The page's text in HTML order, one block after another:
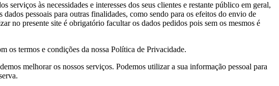
serviços às necessidades e interesses dos seus clientes e restante público em geral,
pessoais para outras finalidades, como sendo para os efeitos do envio de
no presente site é obrigatório facultar os dados pedidos pois sem os mesmos é
os termos e condições da nossa Política de Privacidade.
melhorar os nossos serviços. Podemos utilizar a sua informação pessoal para